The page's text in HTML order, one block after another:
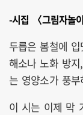
-시집 〈그림자놀
두릅은 봄철에
해소나 노화 방
는 영양소가 풍
이 시는 이제 막